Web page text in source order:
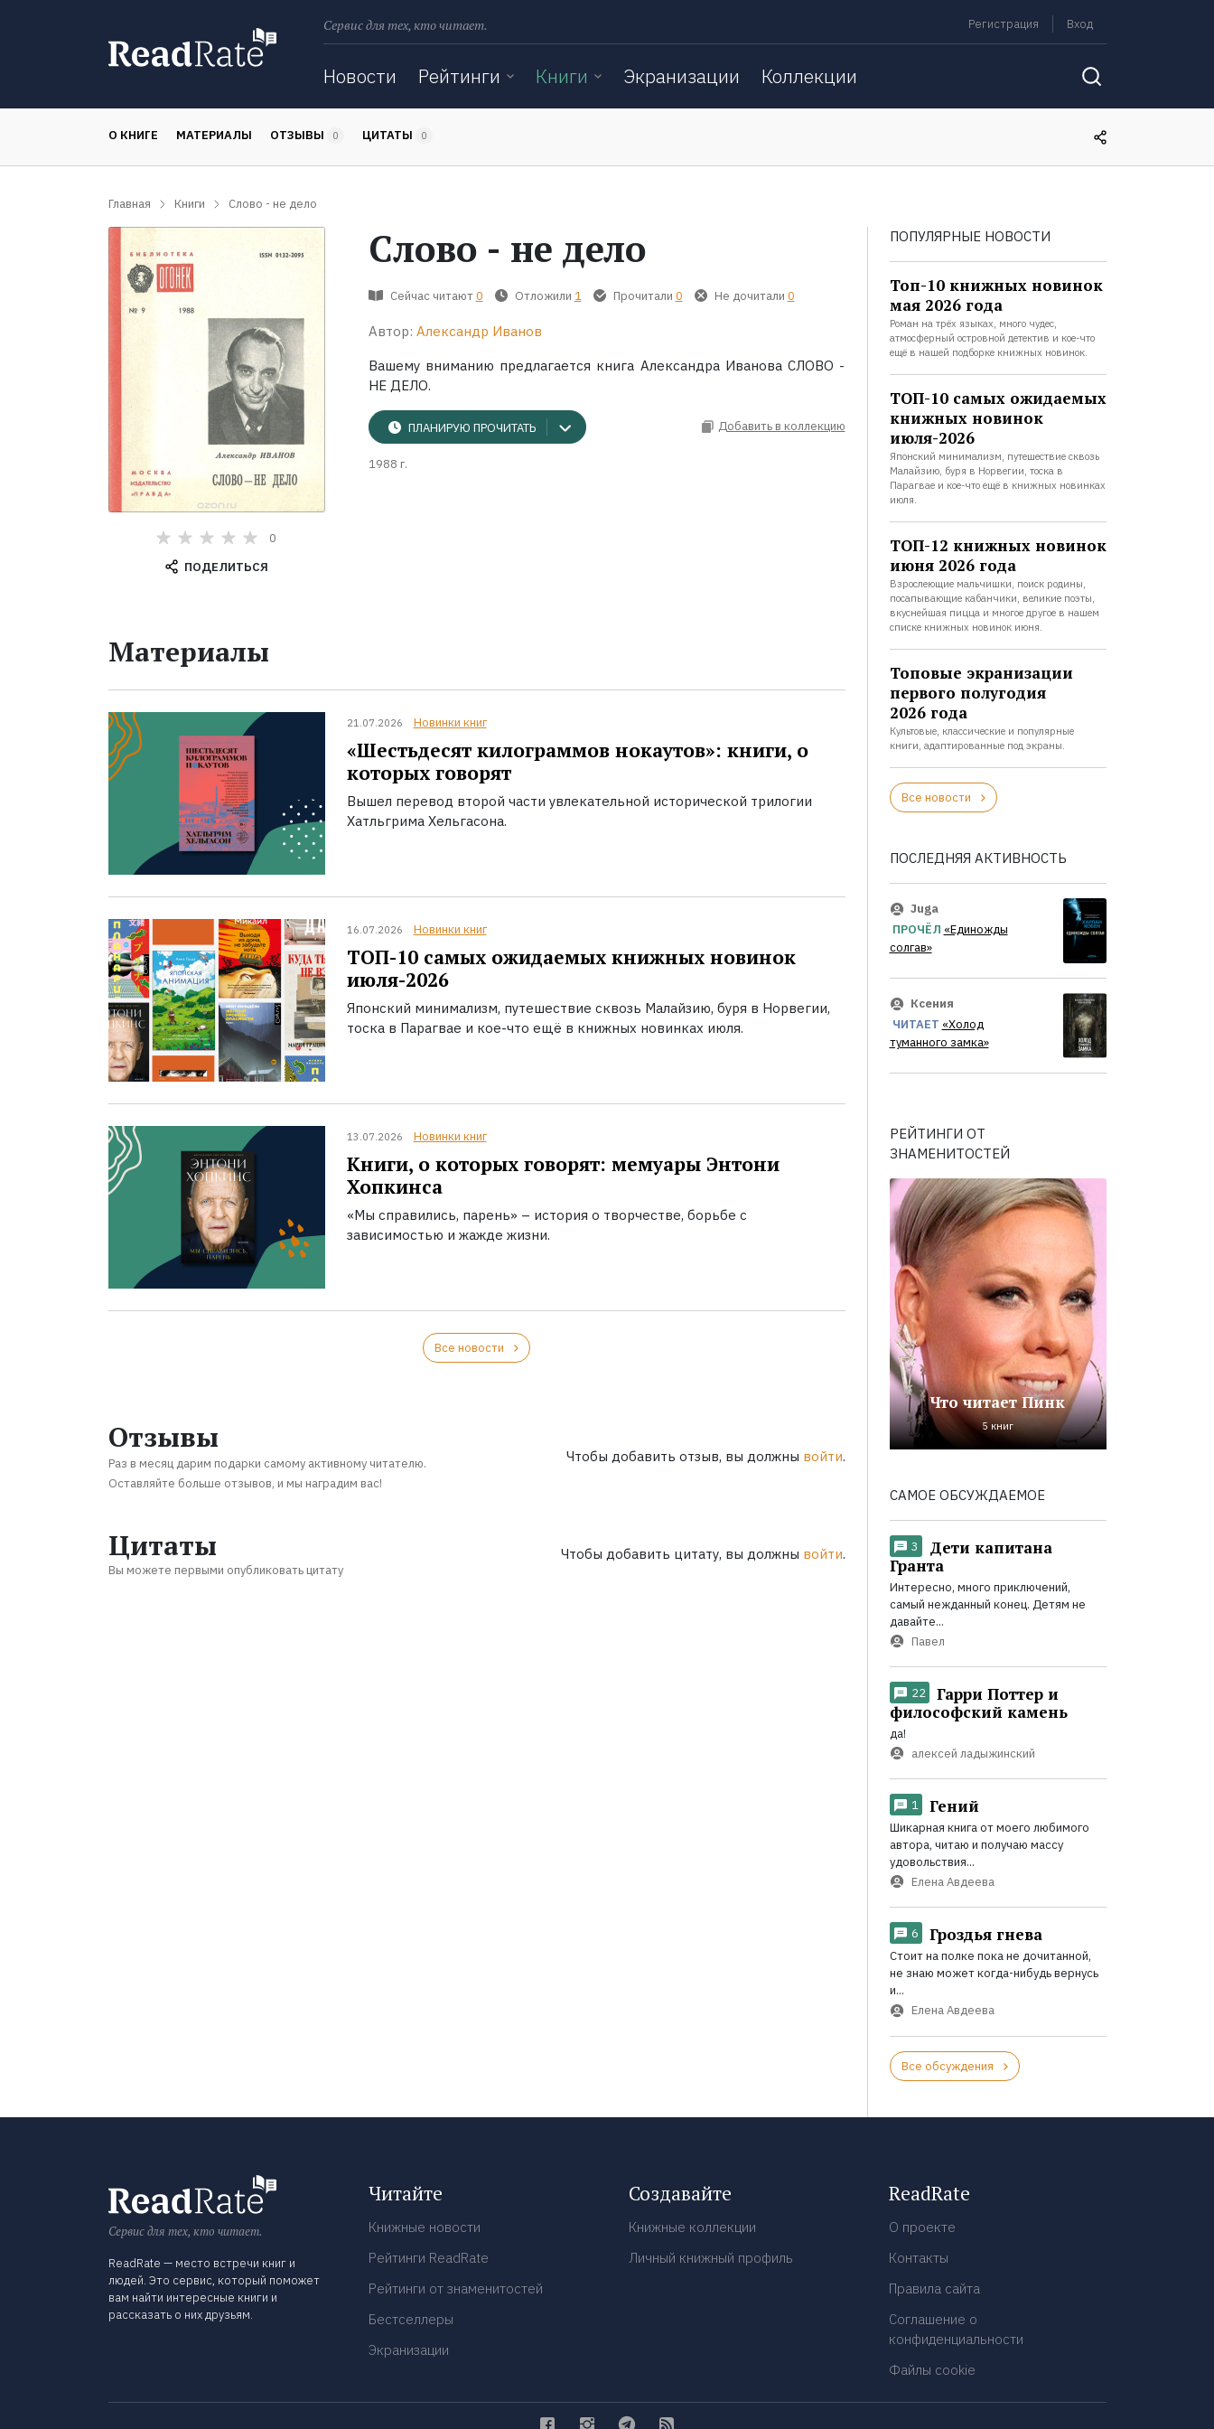
Сервис для тех, кто читает. Регистрация Вход
Новости Рейтинги Книги Экранизации Коллекции
О КНИГЕ МАТЕРИАЛЫ ОТЗЫВЫ 0 ЦИТАТЫ 0
Главная Книги Слово - не дело
0
ПОДЕЛИТЬСЯ
Слово - не дело
Сейчас читают 0 Отложили 1 Прочитали 0 Не дочитали 0
Автор: Александр Иванов
Вашему вниманию предлагается книга Александра Иванова СЛОВО -
НЕ ДЕЛО.
ПЛАНИРУЮ ПРОЧИТАТЬ Добавить в коллекцию
1988 г.
Материалы
21.07.2026 Новинки книг
«Шестьдесят килограммов нокаутов»: книги, о
которых говорят
Вышел перевод второй части увлекательной исторической трилогии
Хатльгрима Хельгасона.
16.07.2026 Новинки книг
ТОП-10 самых ожидаемых книжных новинок
июля-2026
Японский минимализм, путешествие сквозь Малайзию, буря в Норвегии,
тоска в Парагвае и кое-что ещё в книжных новинках июля.
13.07.2026 Новинки книг
Книги, о которых говорят: мемуары Энтони
Хопкинса
«Мы справились, парень» – история о творчестве, борьбе с
зависимостью и жажде жизни.
Все новости
Отзывы
Раз в месяц дарим подарки самому активному читателю.
Оставляйте больше отзывов, и мы наградим вас!
Чтобы добавить отзыв, вы должны войти.
Цитаты
Вы можете первыми опубликовать цитату
Чтобы добавить цитату, вы должны войти.
ПОПУЛЯРНЫЕ НОВОСТИ
Топ-10 книжных новинок
мая 2026 года
Роман на трёх языках, много чудес,
атмосферный островной детектив и кое-что
ещё в нашей подборке книжных новинок.
ТОП-10 самых ожидаемых
книжных новинок
июля-2026
Японский минимализм, путешествие сквозь
Малайзию, буря в Норвегии, тоска в
Парагвае и кое-что ещё в книжных новинках
июля.
ТОП-12 книжных новинок
июня 2026 года
Взрослеющие мальчишки, поиск родины,
посапывающие кабанчики, великие поэты,
вкуснейшая пицца и многое другое в нашем
списке книжных новинок июня.
Топовые экранизации
первого полугодия
2026 года
Культовые, классические и популярные
книги, адаптированные под экраны.
Все новости
ПОСЛЕДНЯЯ АКТИВНОСТЬ
Juga
ПРОЧЁЛ «Единожды
солгав»
Ксения
ЧИТАЕТ «Холод
туманного замка»
РЕЙТИНГИ ОТ
ЗНАМЕНИТОСТЕЙ
Что читает Пинк
5 книг
САМОЕ ОБСУЖДАЕМОЕ
3
Дети капитана
Гранта
Интересно, много приключений,
самый нежданный конец. Детям не
давайте...
Павел
22
Гарри Поттер и
философский камень
да!
алексей ладыжинский
1 Гений
Шикарная книга от моего любимого
автора, читаю и получаю массу
удовольствия...
Елена Авдеева
6 Гроздья гнева
Стоит на полке пока не дочитанной,
не знаю может когда-нибудь вернусь
и...
Елена Авдеева
Все обсуждения
Сервис для тех, кто читает.
ReadRate — место встречи книг и
людей. Это сервис, который поможет
вам найти интересные книги и
рассказать о них друзьям.
Читайте
Книжные новости
Рейтинги ReadRate
Рейтинги от знаменитостей
Бестселлеры
Экранизации
Создавайте
Книжные коллекции
Личный книжный профиль
ReadRate
О проекте
Контакты
Правила сайта
Соглашение о
конфиденциальности
Файлы cookie